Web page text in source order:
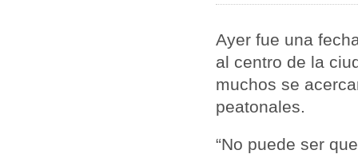
Ayer fue una
al centro de la
muchos se
peatonales.
“No puede ser